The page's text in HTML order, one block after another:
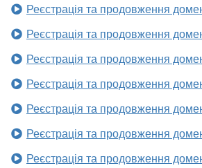
Реєстрація та продовження
Реєстрація та продовження
Реєстрація та продовження
Реєстрація та продовження
Реєстрація та продовження
Реєстрація та продовження
Реєстрація та продовження